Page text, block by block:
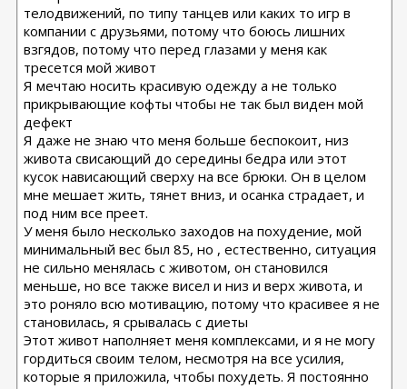
телодвижений, по типу танцев или каких то игр в
компании с друзьями, потому что боюсь лишних
взгядов, потому что перед глазами у меня как
тресется мой живот
Я мечтаю носить красивую одежду а не только
прикрывающие кофты чтобы не так был виден мой
дефект
Я даже не знаю что меня больше беспокоит, низ
живота свисающий до середины бедра или этот
кусок нависающий сверху на все брюки. Он в целом
мне мешает жить, тянет вниз, и осанка страдает, и
под ним все преет.
У меня было несколько заходов на похудение, мой
минимальный вес был 85, но , естественно, ситуация
не сильно менялась с животом, он становился
меньше, но все также висел и низ и верх живота, и
это роняло всю мотивацию, потому что красивее я не
становилась, я срывалась с диеты
Этот живот наполняет меня комплексами, и я не могу
гордиться своим телом, несмотря на все усилия,
которые я приложила, чтобы похудеть. Я постоянно